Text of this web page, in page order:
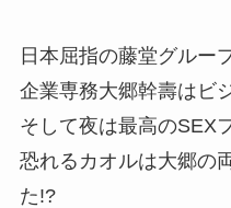
日本屈指の藤堂グルー
企業専務大郷幹壽はビ
そして夜は最高のSEX
恐れるカオルは大郷の
た!?